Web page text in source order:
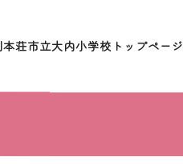
本荘市立大内小学校トップページ